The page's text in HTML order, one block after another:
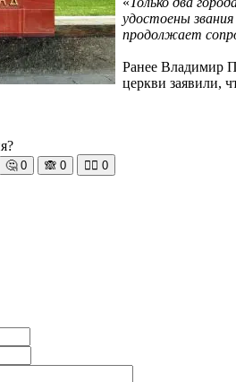
удостоены
продолжает
Ранее Владимир
церкви заявили,
🤔 0 🙈 0 🧘‍♀️ 0